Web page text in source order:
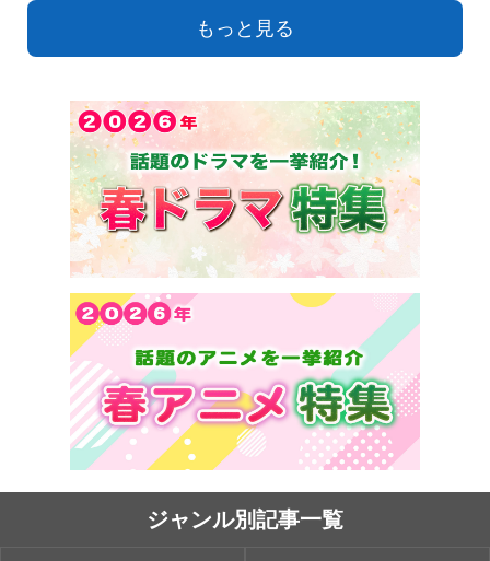
もっと見る
ジャンル別記事一覧